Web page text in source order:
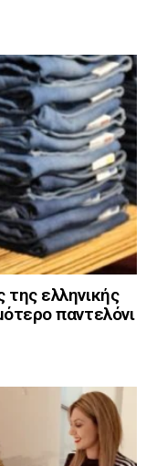
ελληνικής
παντελόνι